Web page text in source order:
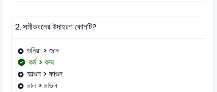
2.সমীভবনের উদাহরণ কোনটি?
শুনিয়া > শুনে
কর্ম > কম্ম
ফাল্গুন > ফাগুন
চাল > চাউল